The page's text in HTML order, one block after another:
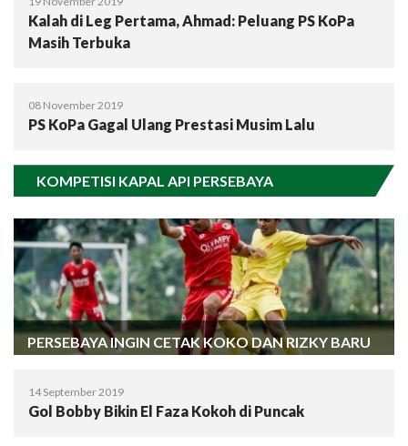
Kalah di Leg Pertama, Ahmad: Peluang PS KoPa
Masih Terbuka
08 November 2019
PS KoPa Gagal Ulang Prestasi Musim Lalu
KOMPETISI KAPAL API PERSEBAYA
PERSEBAYA INGIN CETAK KOKO DAN RIZKY BARU
14 September 2019
Gol Bobby Bikin El Faza Kokoh di Puncak